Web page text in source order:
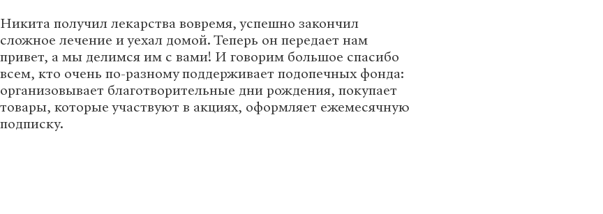
Никита получил лекарства вовремя, успешно закончил
сложное лечение и уехал домой. Теперь он передает нам
привет, а мы делимся им с вами! И говорим большое спасибо
всем, кто очень по-разному поддерживает подопечных фонда:
организовывает благотворительные дни рождения, покупает
товары, которые участвуют в акциях, оформляет ежемесячную
подписку.